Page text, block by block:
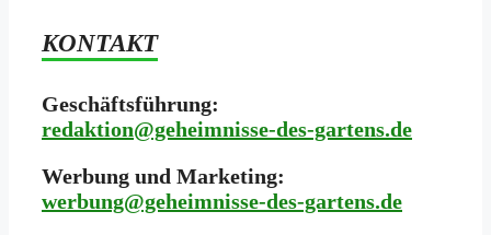
KONTAKT
Geschäftsführung:
redaktion@geheimnisse-des-gartens.de
Werbung und Marketing:
werbung@geheimnisse-des-gartens.de